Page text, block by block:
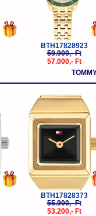
BTH17828923
59.900,- Ft
57.000,- Ft
BTH17828373
55.900,- Ft
53.200,- Ft